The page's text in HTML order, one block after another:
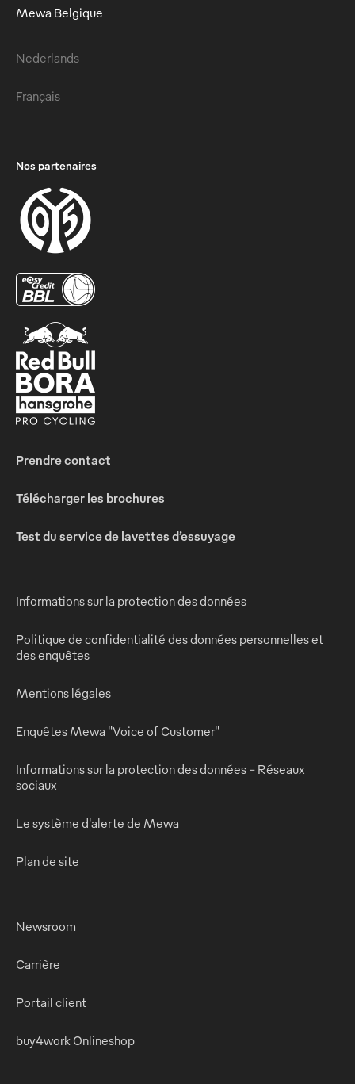
Mewa Belgique
Nederlands
Français
Nos partenaires
Prendre contact
Télécharger les brochures
Test du service de lavettes d’essuyage
Informations sur la protection des données
Politique de confidentialité des données personnelles et
des enquêtes
Mentions légales
Enquêtes Mewa "Voice of Customer"
Informations sur la protection des données - Réseaux
sociaux
Le système d'alerte de Mewa
Plan de site
Newsroom
Carrière
Portail client
buy4work Onlineshop